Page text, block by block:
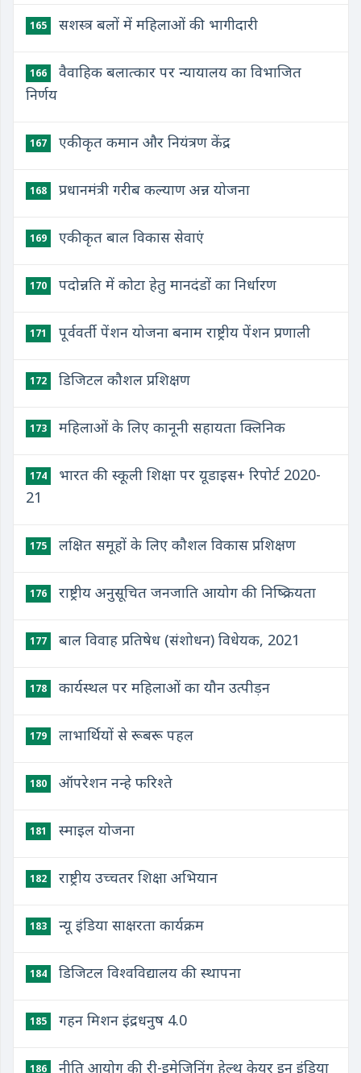
165 सशस्त्र बलों में महिलाओं की भागीदारी
166
वैवाहिक बलात्कार पर न्यायालय का विभाजित
निर्णय
167 एकीकृत कमान और नियंत्रण केंद्र
168 प्रधानमंत्री गरीब कल्याण अन्न योजना
169 एकीकृत बाल विकास सेवाएं
170 पदोन्नति में कोटा हेतु मानदंडों का निर्धारण
171 पूर्ववर्ती पेंशन योजना बनाम राष्ट्रीय पेंशन प्रणाली
172 डिजिटल कौशल प्रशिक्षण
173 महिलाओं के लिए कानूनी सहायता क्लिनिक
174
भारत की स्कूली शिक्षा पर यूडाइस+ रिपोर्ट 2020-
21
175 लक्षित समूहों के लिए कौशल विकास प्रशिक्षण
176 राष्ट्रीय अनुसूचित जनजाति आयोग की निष्क्रियता
177 बाल विवाह प्रतिषेध (संशोधन) विधेयक, 2021
178 कार्यस्थल पर महिलाओं का यौन उत्पीड़न
179 लाभार्थियों से रूबरू पहल
180 ऑपरेशन नन्हे फरिश्ते
181 स्माइल योजना
182 राष्ट्रीय उच्चतर शिक्षा अभियान
183 न्यू इंडिया साक्षरता कार्यक्रम
184 डिजिटल विश्वविद्यालय की स्थापना
185 गहन मिशन इंद्रधनुष 4.0
186 नीति आयोग की री-इमेजिनिंग हेल्थ केयर इन इंडिया